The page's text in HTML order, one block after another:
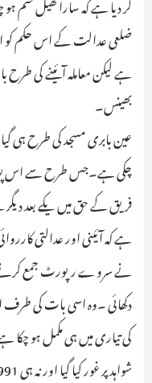
ضلعی عدالت کے اس حکم کو الہ
ہے لیکن معاملہ آئینے کی
بھینس۔
عین بابری مسجد کی طرح ہی
چکی ہے۔جس طرح سے اس
فریق کے حق میں یکے بعد
ہے کہ آئینی اور عدالتی
نے سروے رپورٹ جمع کرنے
دکھائی ۔وہ اسی بات کی
کی تیاری میں ہی مکمل ہو چکا